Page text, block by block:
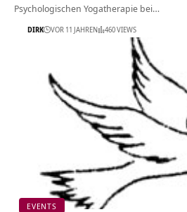
Psychologischen Yogatherapie bei…
DIRK VOR 11 JAHREN 460 VIEWS
EVENTS